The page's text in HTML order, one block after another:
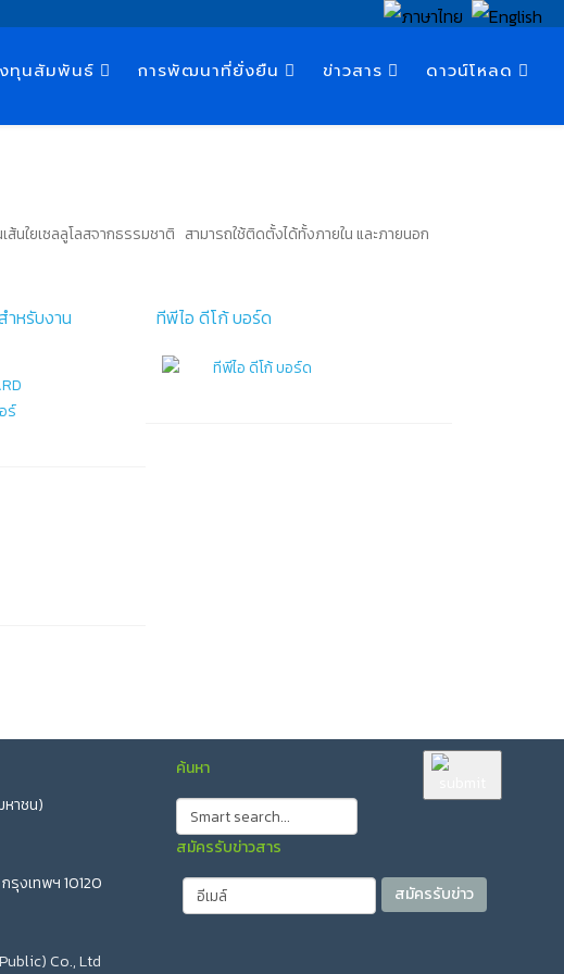
ทุนสัมพันธ์ การพัฒนาที่ยั่งยืน ข่าวสาร ดาวน์โหลด
ยเซลลูโลสจากธรรมชาติ สามารถใช้ติดตั้งได้ทั้งภายใน และภายนอก
ำหรับงาน ทีพีไอ ดีโก้ บอร์ด
หาชน)
รุงเทพฯ 10120
Co., Ltd
ค้นหา
สมัครรับข่าวสาร